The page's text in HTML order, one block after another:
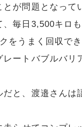
が問題となって
毎日3,500キロ
をうまく回収で
ートバブルバリ
と、渡邉さんは